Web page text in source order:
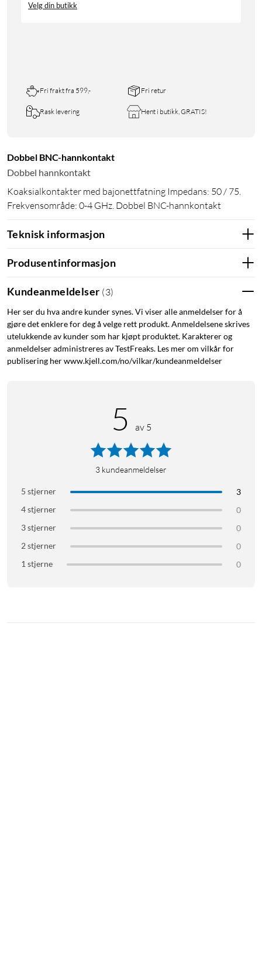
Velg din butikk
Fri frakt fra 599,- Fri retur
Rask levering Hent i butikk, GRATIS!
Dobbel BNC-hannkontakt
Dobbel hannkontakt
Koaksialkontakter med bajonettfatning Impedans: 50 / 75.
Frekvensområde: 0-4 GHz. Dobbel BNC-hannkontakt
Teknisk informasjon
Produsentinformasjon
Kundeanmeldelser (3)
Her ser du hva andre kunder synes. Vi viser alle anmeldelser for å
gjøre det enklere for deg å velge rett produkt. Anmeldelsene skrives
utelukkende av kunder som har kjøpt produktet. Karakterer og
anmeldelser administreres av TestFreaks. Les mer om vilkår for
publisering her www.kjell.com/no/vilkar/kundeanmeldelser
5 av 5
3 kundeanmeldelser
5 stjerner
3
4 stjerner
0
3 stjerner
0
2 stjerner
0
1 stjerne
0